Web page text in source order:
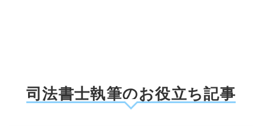
司法書士執筆のお役立ち記事